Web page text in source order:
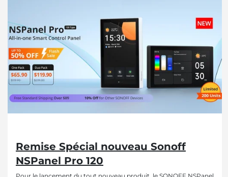
Remise Spécial nouveau Sonoff
NSPanel Pro 120